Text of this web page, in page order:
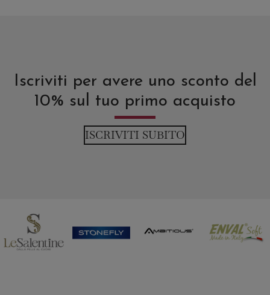
Iscriviti per avere uno sconto del
10% sul tuo primo acquisto
ISCRIVITI SUBITO